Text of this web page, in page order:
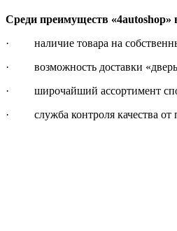
Среди преимуществ
· наличие товара на
· возможность доставки
· широчайший ассортимент
· служба контроля качества от